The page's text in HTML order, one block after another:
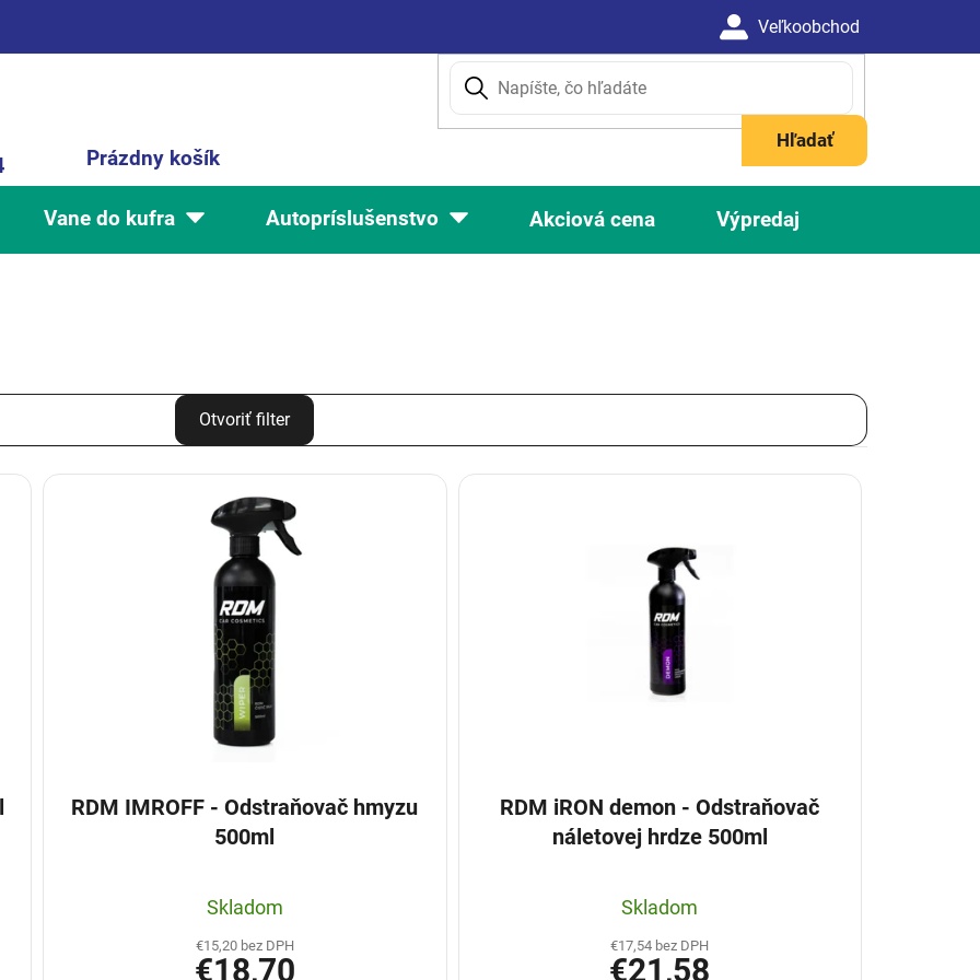
Hľadať
Nákupný
košík
Prázdny košík
Vane do kufra Autopríslušenstvo Akciová cena Výpredaj
Otvoriť filter
RDM IMROFF - Odstraňovač hmyzu
500ml
Skladom
€15,20 bez DPH
€18,70
RDM iRON demon - Odstraňovač
náletovej hrdze 500ml
Skladom
€17,54 bez DPH
€21,58